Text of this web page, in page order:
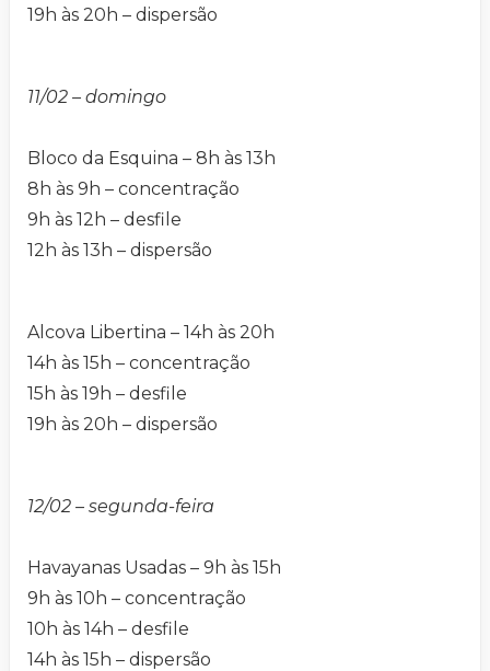
19h às 20h – dispersão
11/02 – domingo
Bloco da Esquina – 8h às 13h
8h às 9h – concentração
9h às 12h – desfile
12h às 13h – dispersão
Alcova Libertina – 14h às 20h
14h às 15h – concentração
15h às 19h – desfile
19h às 20h – dispersão
12/02 – segunda-feira
Havayanas Usadas – 9h às 15h
9h às 10h – concentração
10h às 14h – desfile
14h às 15h – dispersão